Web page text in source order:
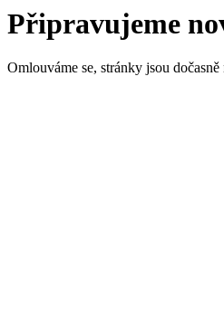
Připravujeme
Omlouváme se, stránky jsou dočasně